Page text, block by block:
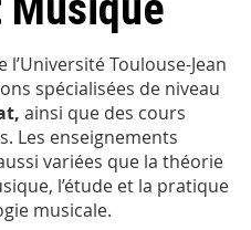
Toulouse-Jean
spécialisées de niveau
ainsi que des cours
Les enseignements
variées que la théorie
l’étude et la pratique
musicale.